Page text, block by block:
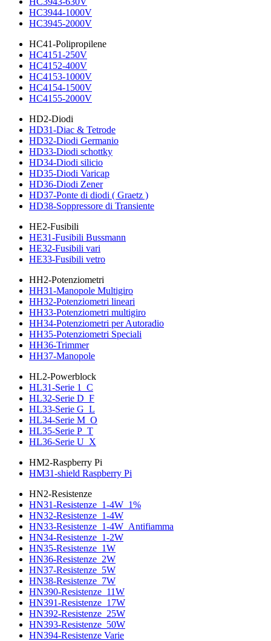
HC3944-1000V
HC3945-2000V
HC41-Polipropilene
HC4151-250V
HC4152-400V
HC4153-1000V
HC4154-1500V
HC4155-2000V
HD2-Diodi
HD31-Diac & Tetrode
HD32-Diodi Germanio
HD33-Diodi schottky
HD34-Diodi silicio
HD35-Diodi Varicap
HD36-Diodi Zener
HD37-Ponte di diodi ( Graetz )
HD38-Soppressore di Transiente
HE2-Fusibili
HE31-Fusibili Bussmann
HE32-Fusibili vari
HE33-Fusibili vetro
HH2-Potenziometri
HH31-Manopole Multigiro
HH32-Potenziometri lineari
HH33-Potenziometri multigiro
HH34-Potenziometri per Autoradio
HH35-Potenziometri Speciali
HH36-Trimmer
HH37-Manopole
HL2-Powerblock
HL31-Serie 1_C
HL32-Serie D_F
HL33-Serie G_L
HL34-Serie M_O
HL35-Serie P_T
HL36-Serie U_X
HM2-Raspberry Pi
HM31-shield Raspberry Pi
HN2-Resistenze
HN31-Resistenze_1-4W_1%
HN32-Resistenze_1-4W
HN33-Resistenze_1-4W_Antifiamma
HN34-Resistenze_1-2W
HN35-Resistenze_1W
HN36-Resistenze_2W
HN37-Resistenze_5W
HN38-Resistenze_7W
HN390-Resistenze_11W
HN391-Resistenze_17W
HN392-Resistenze_25W
HN393-Resistenze_50W
HN394-Resistenze Varie